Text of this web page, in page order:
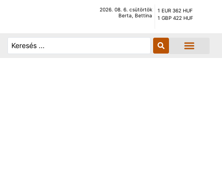
2026. 08. 6. csütörtök
Berta, Bettina
1 EUR 362 HUF
1 GBP 422 HUF